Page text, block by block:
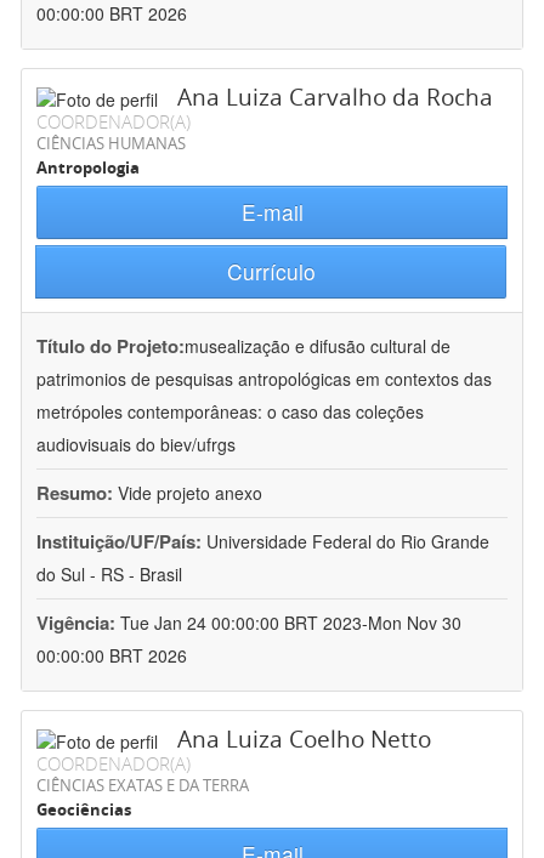
00:00:00 BRT 2026
Ana Luiza Carvalho da Rocha
COORDENADOR(A)
CIÊNCIAS HUMANAS
Antropologia
E-mail
Currículo
Título do Projeto:musealização e difusão cultural de
patrimonios de pesquisas antropológicas em contextos das
metrópoles contemporâneas: o caso das coleções
audiovisuais do biev/ufrgs
Resumo: Vide projeto anexo
Instituição/UF/País: Universidade Federal do Rio Grande
do Sul - RS - Brasil
Vigência: Tue Jan 24 00:00:00 BRT 2023-Mon Nov 30
00:00:00 BRT 2026
Ana Luiza Coelho Netto
COORDENADOR(A)
CIÊNCIAS EXATAS E DA TERRA
Geociências